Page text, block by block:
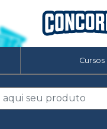
Cursos